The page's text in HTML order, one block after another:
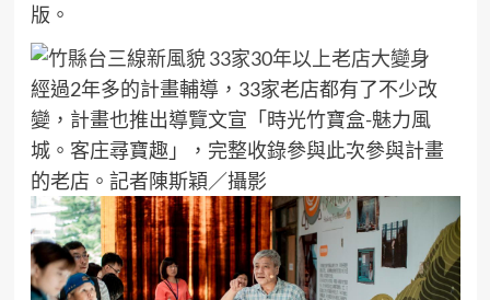
版。
經過2年多的計畫輔導，33家老店都有了不少改
變，計畫也推出導覽文宣「時光竹寶盒-魅力風
城。客庄尋寶趣」，完整收錄參與此次參與計畫
的老店。記者陳斯穎／攝影